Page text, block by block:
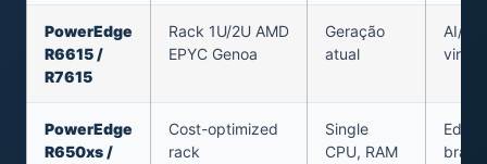
PowerEdge
R6615 /
R7615
Rack 1U/2U AMD
EPYC Genoa
Geração
atual
AI/
PowerEdge
R650xs /
Cost-optimized
rack
Single
CPU, RAM
Edge